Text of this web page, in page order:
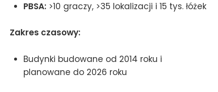
PBSA: >10 graczy, >35 lokalizacji i 15 tys. łóżek
Zakres czasowy:
Budynki budowane od 2014 roku i
planowane do 2026 roku